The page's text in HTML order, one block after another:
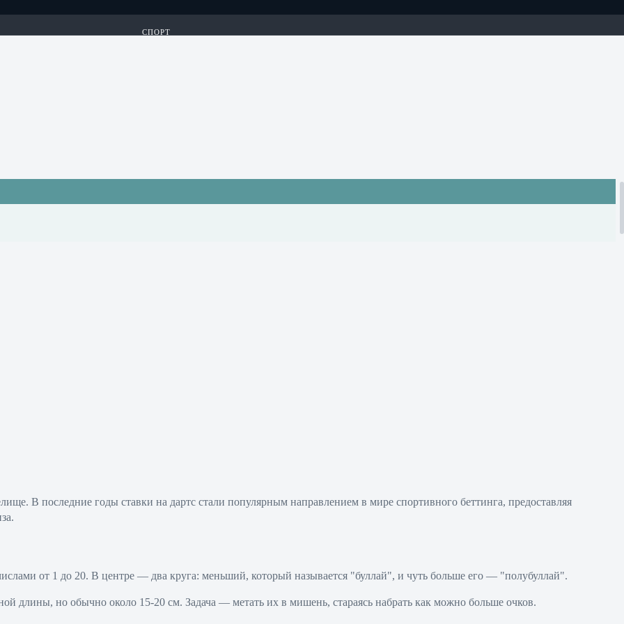
СПОРТ
СПОРТ
В последние годы ставки на дартс стали популярным направлением в мире спортивного беттинга, предоставляя
от 1 до 20. В центре — два круга: меньший, который называется "буллай", и чуть больше его — "полубуллай".
длины, но обычно около 15-20 см. Задача — метать их в мишень, стараясь набрать как можно больше очков.